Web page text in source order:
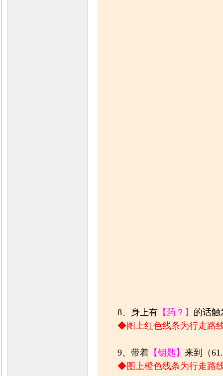
8、身上有 【药？】 的话
◆图上红色线条为行走路
9、带着 【钥匙】 来到（
◆图上橙色线条为行走路